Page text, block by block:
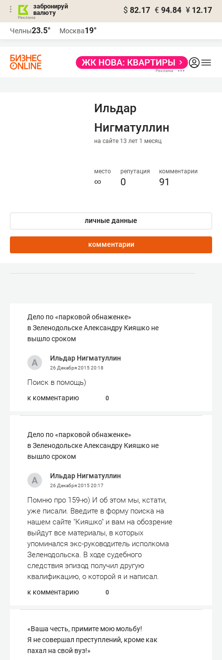
забронируй
валюту
$ 82.17 € 94.84 ¥ 12.17
Челны23.5° Москва19°
Ильдар
Нигматуллин
на сайте 13 лет 1 месяц
место
∞
репутация
0
комментарии
91
личные данные
комментарии
Дело по «парковой обнаженке»
в Зеленодольске Александру Кияшко не
вышло сроком
Ильдар Нигматуллин
26 Декабря 201520:18
Поиск в помощь)
к комментарию 0
Дело по «парковой обнаженке»
в Зеленодольске Александру Кияшко не
вышло сроком
Ильдар Нигматуллин
26 Декабря 201520:17
Помню про 159-ю) И об этом мы, кстати,
уже писали. Введите в форму поиска на
нашем сайте "Кияшко" и вам на обозрение
выйдут все материалы, в которых
упоминался экс-руководитель исполкома
Зеленодольска. В ходе судебного
следствия эпизод получил другую
квалификацию, о которой я и написал.
к комментарию 0
«Ваша честь, примите мою мольбу!
Я не совершал преступлений, кроме как
пахал на свой вуз!»